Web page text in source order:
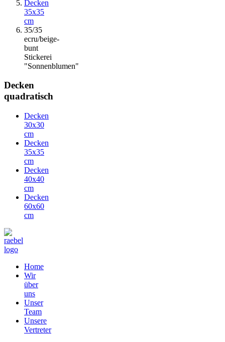
Decken
35x35
cm
35/35
ecru/beige-
bunt
Stickerei
"Sonnenblumen"
Decken
quadratisch
Decken
30x30
cm
Decken
35x35
cm
Decken
40x40
cm
Decken
60x60
cm
Home
Wir
über
uns
Unser
Team
Unsere
Vertreter